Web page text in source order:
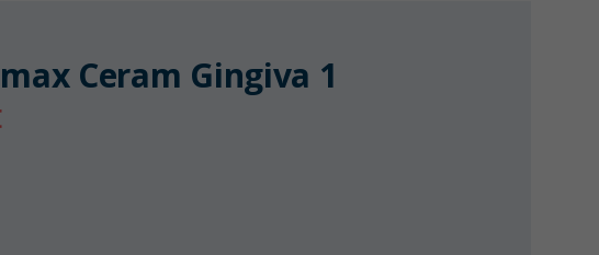
Ceram Gingiva 1